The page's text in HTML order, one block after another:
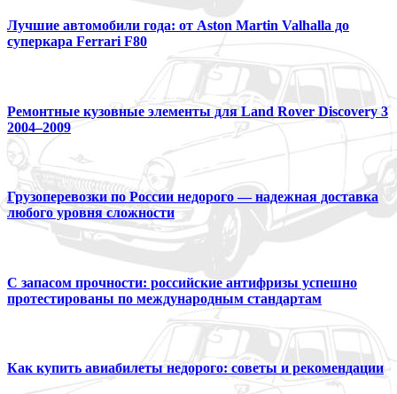
Лучшие автомобили года: от Aston Martin Valhalla до
суперкара Ferrari F80
Ремонтные кузовные элементы для Land Rover Discovery 3
2004–2009
Грузоперевозки по России недорого — надежная доставка
любого уровня сложности
С запасом прочности: российские антифризы успешно
протестированы по международным стандартам
Как купить авиабилеты недорого: советы и рекомендации